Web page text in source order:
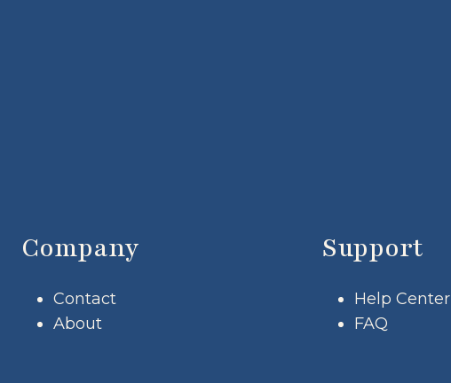
Company
Contact
About
Support
Help Center
FAQ